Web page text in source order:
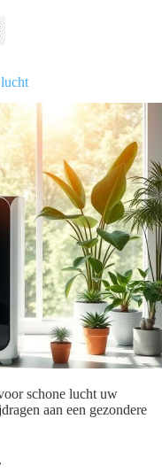
schone lucht uw
aan een gezondere